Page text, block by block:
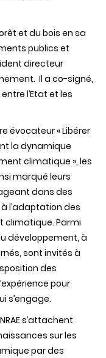
et du bois en sa
publics et
directeur
Il a co-signé,
l’Etat et les
évocateur «Libérer
la dynamique
climatique », les
marqué leurs
dans des
l’adaptation des
climatique. Parmi
développement, à
sont invités à
des
pour
s’engage.
s’attachent
sur les
par des